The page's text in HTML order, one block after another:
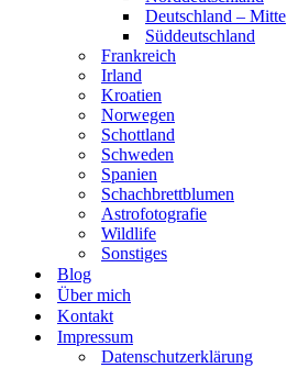
Deutschland – Mitte
Süddeutschland
Frankreich
Irland
Kroatien
Norwegen
Schottland
Schweden
Spanien
Schachbrettblumen
Astrofotografie
Wildlife
Sonstiges
Blog
Über mich
Kontakt
Impressum
Datenschutzerklärung